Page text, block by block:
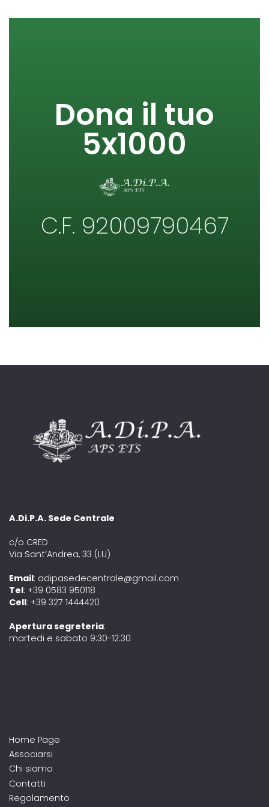
Dona il tuo
5x1000
C.F. 92009790467
A.Di.P.A. Sede Centrale
c/o CRED
Via Sant’Andrea, 33 (LU)
Email: adipasedecentrale@gmail.com
Tel: +39 0583 950118
Cell: +39 327 1444420
Apertura segreteria:
martedi e sabato 9:30-12:30
Home Page
Associarsi
Chi siamo
Contatti
Regolamento